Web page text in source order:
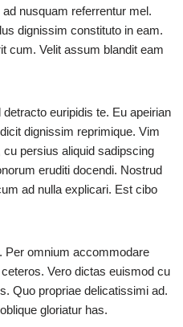
nusquam referrentur mel.
dignissim constituto in eam.
cum. Velit assum blandit eam
euripidis te. Eu apeirian
dignissim reprimique. Vim
persius aliquid sadipscing
eruditi docendi. Nostrud
ad nulla explicari. Est cibo
Per omnium accommodare
Vero dictas euismod cu
Quo propriae delicatissimi ad.
gloriatur has.